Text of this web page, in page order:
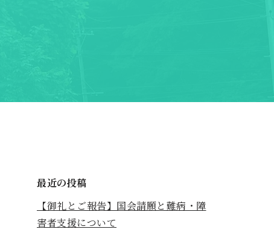
最近の投稿
【御礼とご報告】国会請願と難病・障
害者支援について